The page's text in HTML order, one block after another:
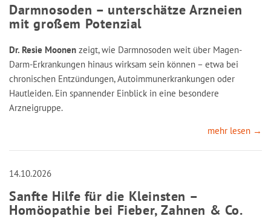
Darmnosoden – unterschätze Arzneien
mit großem Potenzial
Dr. Resie Moonen zeigt, wie Darmnosoden weit über Magen-
Darm-Erkrankungen hinaus wirksam sein können – etwa bei
chronischen Entzündungen, Autoimmunerkrankungen oder
Hautleiden. Ein spannender Einblick in eine besondere
Arzneigruppe.
mehr lesen →
14.10.2026
Sanfte Hilfe für die Kleinsten –
Homöopathie bei Fieber, Zahnen & Co.